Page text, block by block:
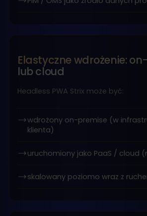
Elastyczne wdrożenie:
lub cloud
Headless PWA Strix może być:
wdrożony on-premise (w
klienta)
uruchomiony jako PaaS / cloud
skalowany poziomo wraz z